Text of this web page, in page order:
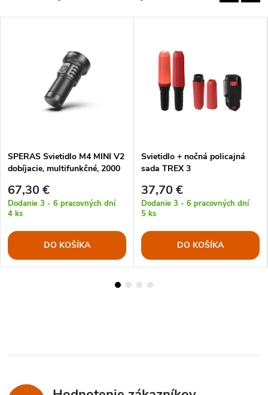
SPERAS Svietidlo M4 MINI V2
dobíjacie, multifunkčné, 2000
67,30 €
Dodanie 3 - 6 pracovných dní
4 ks
DO KOŠÍKA
Svietidlo + nočná policajná
sada TREX 3
37,70 €
Dodanie 3 - 6 pracovných dní
5 ks
DO KOŠÍKA